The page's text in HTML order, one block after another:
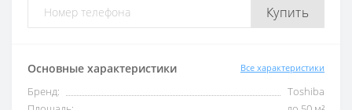
Купить
Основные характеристики Все характеристики
Бренд:
Toshiba